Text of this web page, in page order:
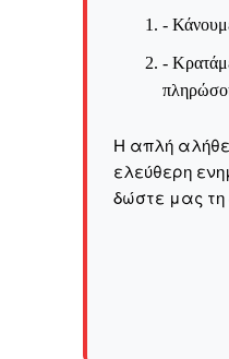
-
-
Η απλή
ελεύθερη
δώστε μας τη